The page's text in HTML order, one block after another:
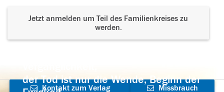
Jetzt anmelden um Teil des Familienkreises zu
werden.
der Tod ist nur die Wende, Beginn der
Kontakt zum Verlag Missbrauch